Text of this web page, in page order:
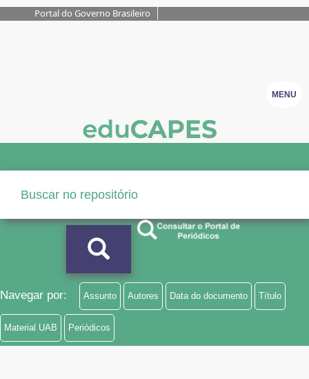
Portal do Governo Brasileiro
MENU
Navegar por: Assunto Autores Data do documento Título
Material UAB Periódicos